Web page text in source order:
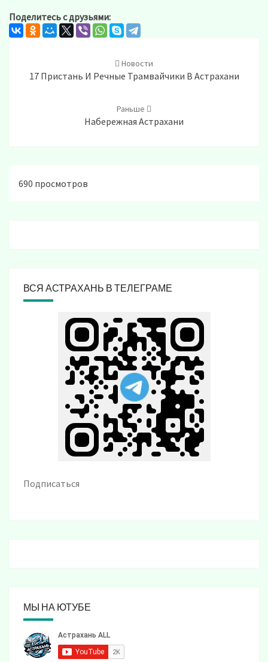
Поделитесь с друзьями:
Новости
17 Пристань И Речные Трамвайчики В Астрахани
Раньше
Набережная Астрахани
690 просмотров
ВСЯ АСТРАХАНЬ В ТЕЛЕГРАМЕ
Подписаться
МЫ НА ЮТУБЕ